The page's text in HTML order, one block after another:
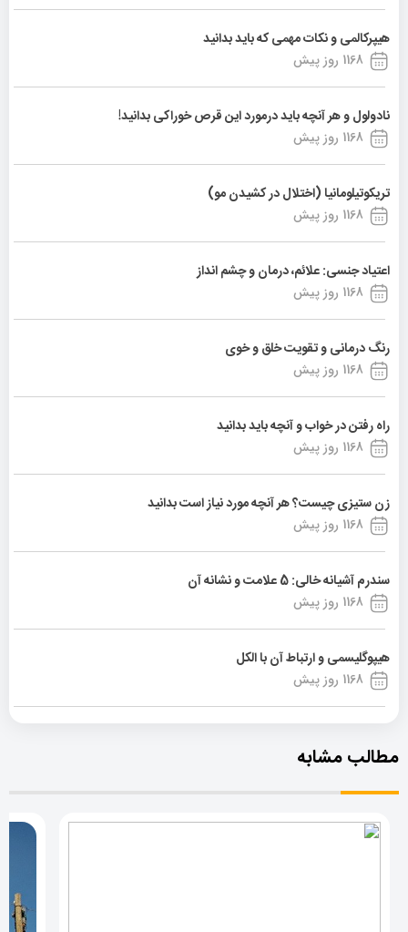
هیپرکالمی و نکات مهمی که باید بدانید
1168 روز پیش
نادولول و هر آنچه باید درمورد این قرص خوراکی بدانید!
1168 روز پیش
تریکوتیلومانیا (اختلال در کشیدن مو)
1168 روز پیش
اعتیاد جنسی: علائم، درمان و چشم انداز
1168 روز پیش
رنگ درمانی و تقویت خلق و خوی
1168 روز پیش
راه رفتن در خواب و آنچه باید بدانید
1168 روز پیش
زن ستیزی چیست؟ هر آنچه مورد نیاز است بدانید
1168 روز پیش
سندرم آشیانه خالی: 5 علامت و نشانه آن
1168 روز پیش
هیپوگلیسمی و ارتباط آن با الکل
1168 روز پیش
مطالب مشابه